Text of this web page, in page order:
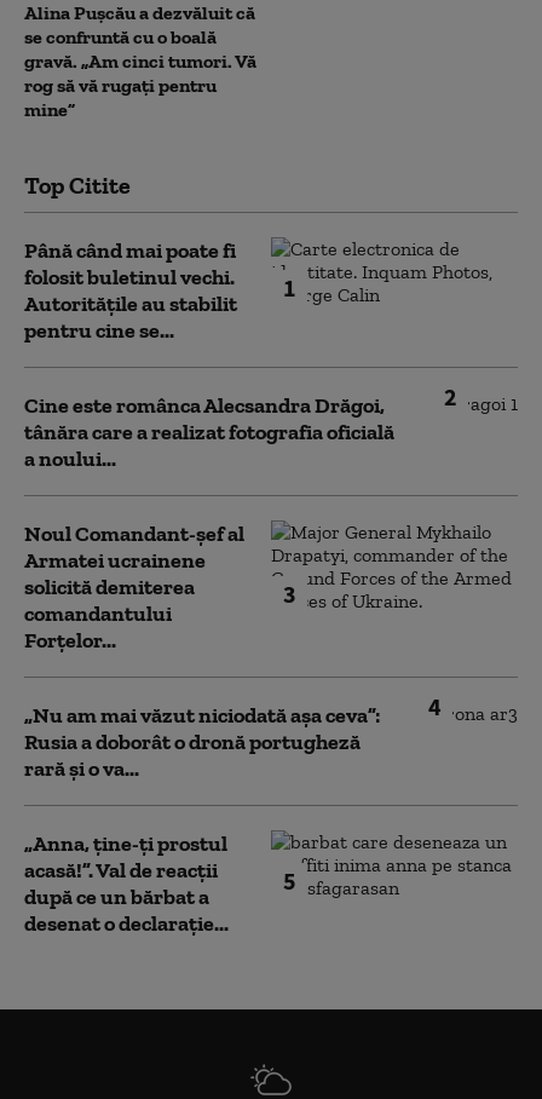
Alina Pușcău a dezvăluit că
se confruntă cu o boală
gravă. „Am cinci tumori. Vă
rog să vă rugați pentru
mine”
Top Citite
1
Până când mai poate fi
folosit buletinul vechi.
Autoritățile au stabilit
pentru cine se...
2
Cine este românca Alecsandra Drăgoi,
tânăra care a realizat fotografia oficială
a noului...
3
Noul Comandant-șef al
Armatei ucrainene
solicită demiterea
comandantului
Forțelor...
4
„Nu am mai văzut niciodată așa ceva”:
Rusia a doborât o dronă portugheză
rară și o va...
5
„Anna, ţine-ţi prostul
acasă!”. Val de reacții
după ce un bărbat a
desenat o declarație...